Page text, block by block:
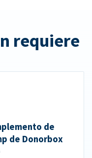
requiere
de
de Donorbox